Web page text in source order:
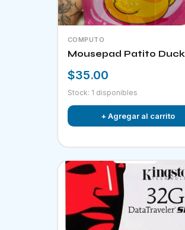
COMPUTO
Mousepad Patito Duck
$35.00
Stock: 1 disponibles
+ Agregar al carrito